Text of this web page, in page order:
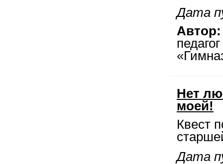
Дата
Автор:
Нет
моей!
Квест
Дата